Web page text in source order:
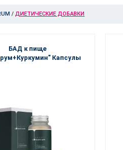
/ДИЕТИЧЕСКИЕ ДОБАВКИ
БАД к пище
Капсулы